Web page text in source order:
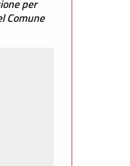
per
Comune